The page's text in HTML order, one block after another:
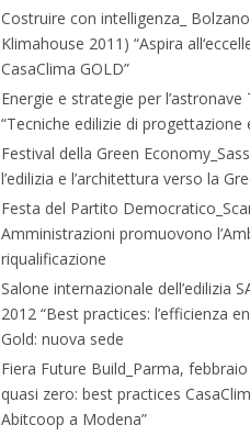
Costruire con intelligenza_
Klimahouse 2011) “Aspira
CasaClima GOLD”
Energie e strategie per
“Tecniche edilizie di
Festival della Green
l’edilizia e l’architettura verso la
Festa del Partito
Amministrazioni promuovono
riqualificazione
Salone internazionale dell’edilizia
2012 “Best practices: l’efficienza
Gold: nuova sede
Fiera Future Build_Parma,
quasi zero: best practices
Abitcoop a Modena”